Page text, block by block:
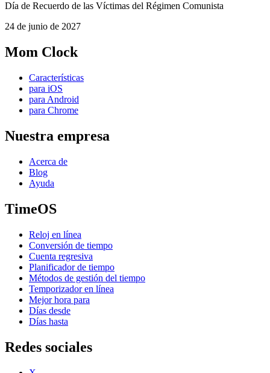
Día de Recuerdo de las Víctimas del Régimen Comunista
24 de junio de 2027
Mom Clock
Características
para iOS
para Android
para Chrome
Nuestra empresa
Acerca de
Blog
Ayuda
TimeOS
Reloj en línea
Conversión de tiempo
Cuenta regresiva
Planificador de tiempo
Métodos de gestión del tiempo
Temporizador en línea
Mejor hora para
Días desde
Días hasta
Redes sociales